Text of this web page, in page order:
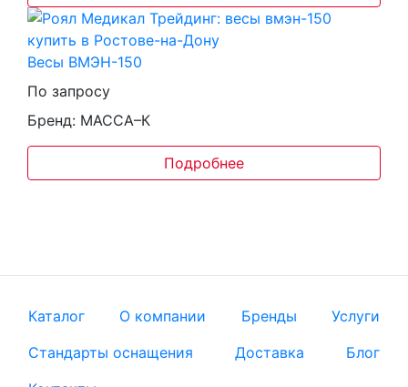
Весы ВМЭН-150
По запросу
Бренд: МАССА–К
Подробнее
Каталог О компании Бренды
Услуги
Стандарты оснащения
Доставка
Блог